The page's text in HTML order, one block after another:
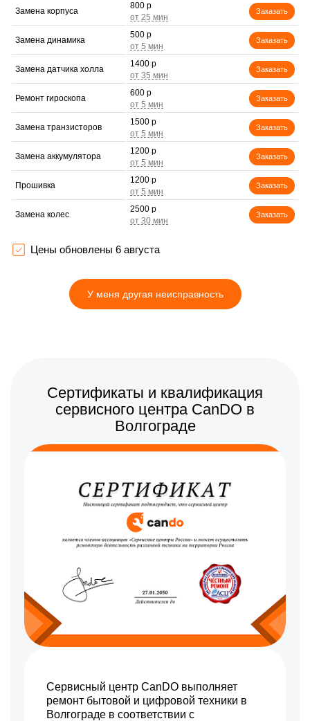
Замена корпуса
800 р
Заказать
Замена динамика
500 р
Заказать
Замена датчика холла
1400 р
Заказать
Ремонт гироскопа
600 р
Заказать
Замена транзисторов
1500 р
Заказать
Замена аккумулятора
1200 р
Заказать
Прошивка
1200 р
Заказать
Замена колес
2500 р
Заказать
Замена камеры
2000 р
Цены обновлены 6 августа
У меня другая неисправность
Сертификаты и квалификация
сервисного центра CanDO в
Волгограде
Сервисный центр CanDO выполняет
ремонт бытовой и цифровой техники в
Волгограде в соответствии с